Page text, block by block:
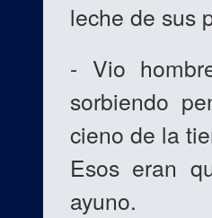
leche de sus
- Vio
sorbiendo
cieno de la
Esos eran
ayuno.